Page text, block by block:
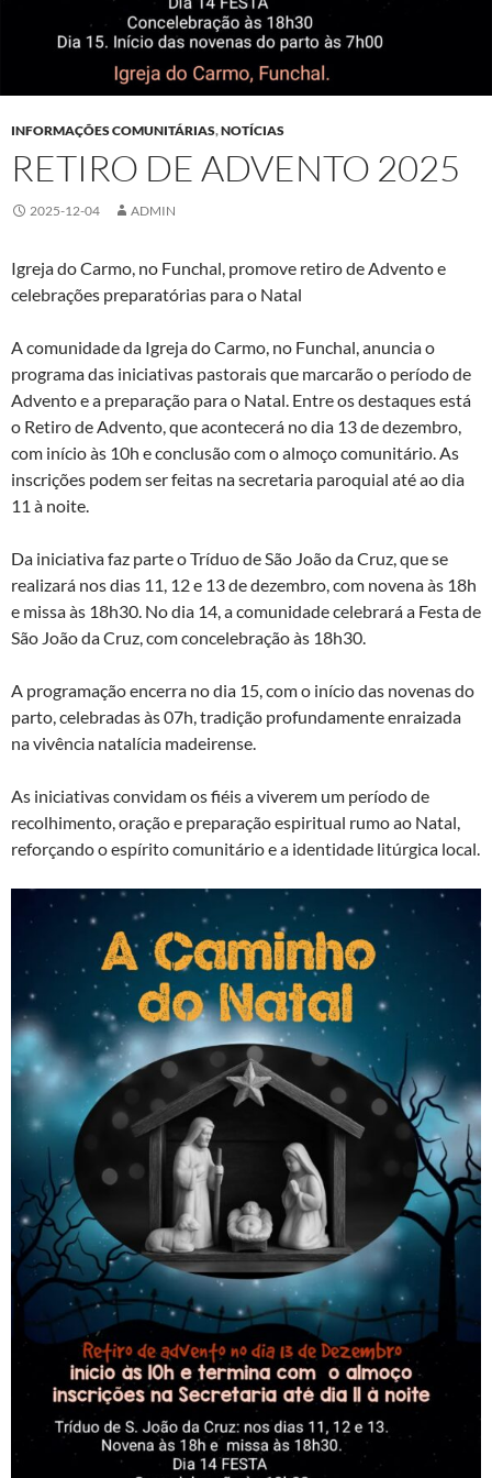
INFORMAÇÕES COMUNITÁRIAS,NOTÍCIAS
RETIRO DE ADVENTO 2025
2025-12-04 ADMIN
Igreja do Carmo, no Funchal, promove retiro de Advento e
celebrações preparatórias para o Natal
A comunidade da Igreja do Carmo, no Funchal, anuncia o
programa das iniciativas pastorais que marcarão o período de
Advento e a preparação para o Natal. Entre os destaques está
o Retiro de Advento, que acontecerá no dia 13 de dezembro,
com início às 10h e conclusão com o almoço comunitário. As
inscrições podem ser feitas na secretaria paroquial até ao dia
11 à noite.
Da iniciativa faz parte o Tríduo de São João da Cruz, que se
realizará nos dias 11, 12 e 13 de dezembro, com novena às 18h
e missa às 18h30. No dia 14, a comunidade celebrará a Festa de
São João da Cruz, com concelebração às 18h30.
A programação encerra no dia 15, com o início das novenas do
parto, celebradas às 07h, tradição profundamente enraizada
na vivência natalícia madeirense.
As iniciativas convidam os fiéis a viverem um período de
recolhimento, oração e preparação espiritual rumo ao Natal,
reforçando o espírito comunitário e a identidade litúrgica local.